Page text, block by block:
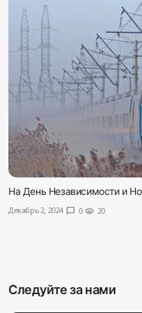
На День Независимости и
Декабрь 2, 2024 chat_bubble 0 visibility 20
Следуйте за нами